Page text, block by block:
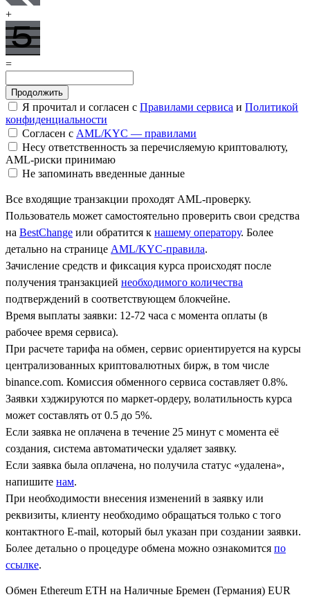
+
=
Я прочитал и согласен с Правилами сервиса и Политикой
конфиденциальности
Согласен с AML/KYC — правилами
Несу ответственность за перечисляемую криптовалюту,
AML-риски принимаю
Не запоминать введенные данные
Все входящие транзакции проходят AML-проверку.
Пользователь может самостоятельно проверить свои средства
на BestChange или обратится к нашему оператору. Более
детально на странице AML/KYC-правила.
Зачисление средств и фиксация курса происходят после
получения транзакцией необходимого количества
подтверждений в соответствующем блокчейне.
Время выплаты заявки: 12-72 часа с момента оплаты (в
рабочее время сервиса).
При расчете тарифа на обмен, сервис ориентируется на курсы
централизованных криптовалютных бирж, в том числе
binance.com. Комиссия обменного сервиса составляет 0.8%.
Заявки хэджируются по маркет-ордеру, волатильность курса
может составлять от 0.5 до 5%.
Если заявка не оплачена в течение 25 минут с момента её
создания, система автоматически удаляет заявку.
Если заявка была оплачена, но получила статус «удалена»,
напишите нам.
При необходимости внесения изменений в заявку или
реквизиты, клиенту необходимо обращаться только с того
контактного Е-mail, который был указан при создании заявки.
Более детально о процедуре обмена можно ознакомится по
ссылке.
Обмен Ethereum ETH на Наличные Бремен (Германия) EUR